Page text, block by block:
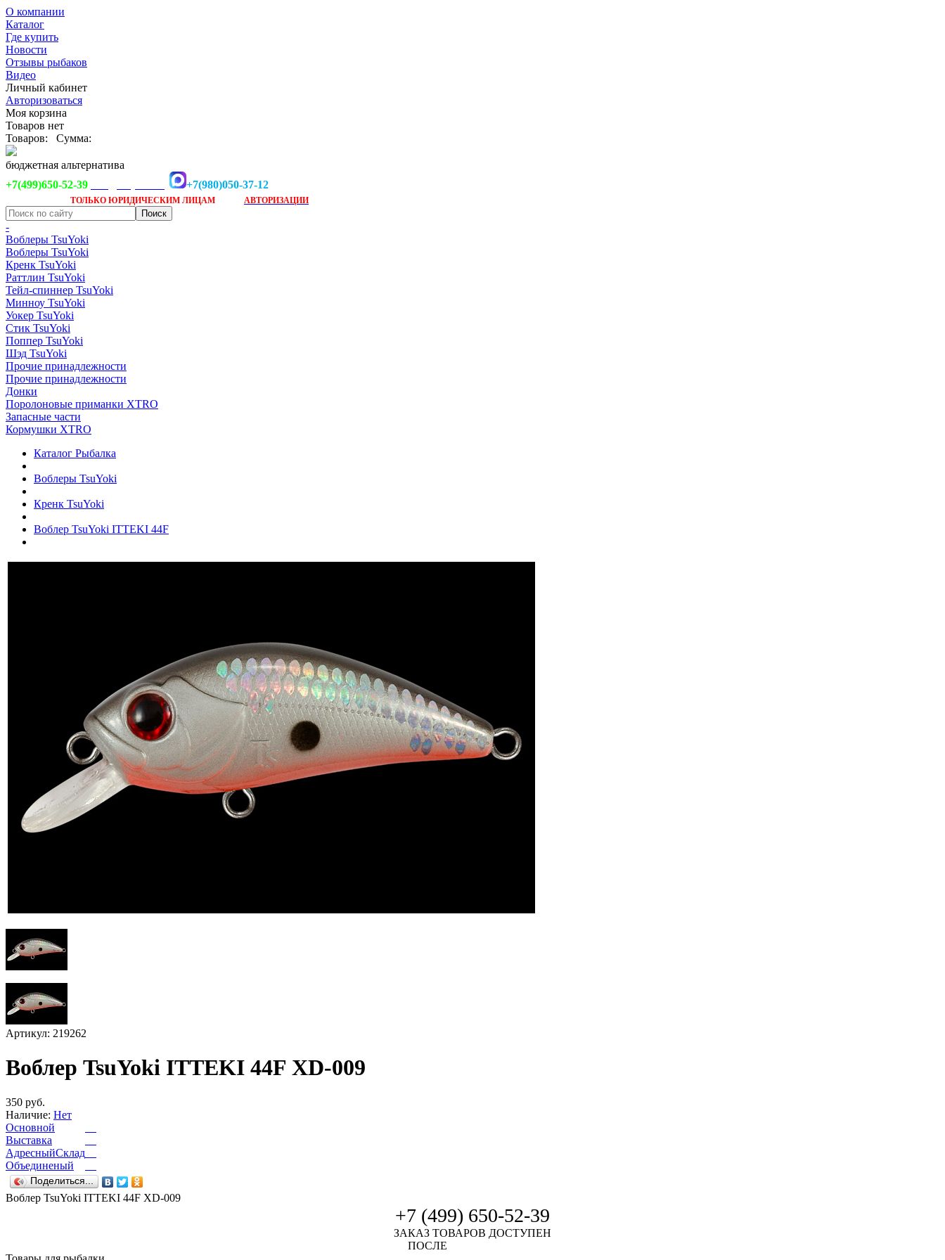
О компании
Каталог
Где купить
Новости
Отзывы рыбаков
Видео
Личный кабинет
Авторизоваться
Моя корзина
Товаров нет
Товаров:
Сумма:
бюджетная альтернатива
+7(499)650-52-39
+7(980)050-37-12
ТОЛЬКО ЮРИДИЧЕСКИМ ЛИЦАМ АВТОРИЗАЦИИ
-
Воблеры TsuYoki
Воблеры TsuYoki
Кренк TsuYoki
Раттлин TsuYoki
Тейл-спиннер TsuYoki
Минноу TsuYoki
Уокер TsuYoki
Стик TsuYoki
Поппер TsuYoki
Шэд TsuYoki
Прочие принадлежности
Прочие принадлежности
Донки
Поролоновые приманки XTRO
Запасные части
Кормушки XTRO
Каталог Рыбалка
Воблеры TsuYoki
Кренк TsuYoki
Воблер TsuYoki ITTEKI 44F
Артикул: 219262
Воблер TsuYoki ITTEKI 44F XD-009
350 руб.
Наличие: Нет
Основной
Выставка
АдресныйСклад
Объединеный
Поделиться...
Воблер TsuYoki ITTEKI 44F XD-009
+7 (499) 650-52-39
ЗАКАЗ ТОВАРОВ ДОСТУПЕН
ПОСЛЕ